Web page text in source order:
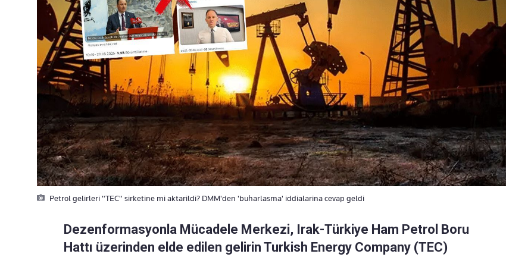
Petrol gelirleri "TEC" sirketine mi aktarildi? DMM'den 'buharlasma' iddialarina cevap geldi
Dezenformasyonla Mücadele Merkezi, Irak-Türkiye Ham Petrol Boru
Hattı üzerinden elde edilen gelirin Turkish Energy Company (TEC)